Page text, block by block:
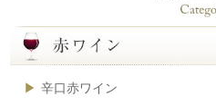
辛口赤ワイン